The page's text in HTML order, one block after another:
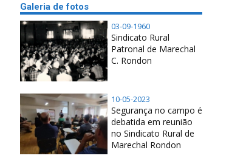
Galeria de fotos
03-09-1960
Sindicato Rural
Patronal de Marechal
C. Rondon
10-05-2023
Segurança no campo é
debatida em reunião
no Sindicato Rural de
Marechal Rondon